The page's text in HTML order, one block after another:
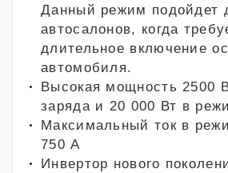
Данный режим подойдет
автосалонов, когда
длительное включение
автомобиля.
Высокая мощность 2500
заряда и 20 000 Вт в
Максимальный ток в
750 А
Инвертор нового